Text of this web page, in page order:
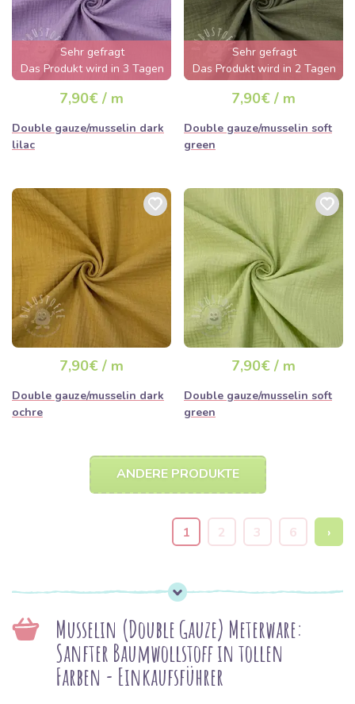
Sehr gefragt
Das Produkt wird in 3 Tagen
ausverkauft sein
7,90€ / m
Double gauze/musselin dark
lilac
Sehr gefragt
Das Produkt wird in 2 Tagen
ausverkauft sein
7,90€ / m
Double gauze/musselin soft
green
7,90€ / m
Double gauze/musselin dark
ochre
7,90€ / m
Double gauze/musselin soft
green
ANDERE PRODUKTE
1 2 3 6 ›
Musselin (Double Gauze) Meterware:
Sanfter Baumwollstoff in tollen
Farben - Einkaufsführer